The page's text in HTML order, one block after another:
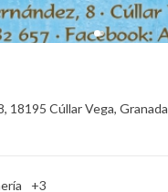
18195 Cúllar Vega, Granada
+3